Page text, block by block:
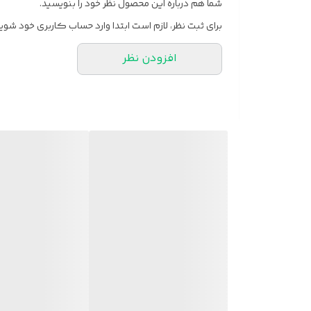
شما هم درباره این محصول نظر خود را بنویسید.
برای ثبت نظر، لازم است ابتدا وارد حساب کاربری خود
افزودن نظر